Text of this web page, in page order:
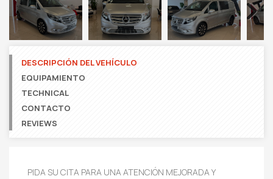
Next
DESCRIPCIÓN DEL VEHÍCULO
EQUIPAMIENTO
TECHNICAL
CONTACTO
REVIEWS
PIDA SU CITA PARA UNA ATENCIÓN MEJORADA Y